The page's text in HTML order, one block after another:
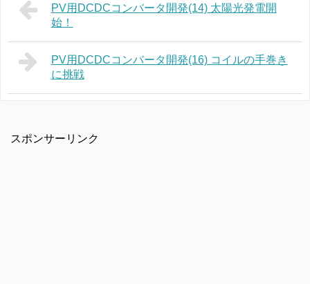
PV用DCDCコンバータ開発(14) 太陽光発電開
始！
PV用DCDCコンバータ開発(16) コイルの手巻き
に挑戦
スポンサーリンク